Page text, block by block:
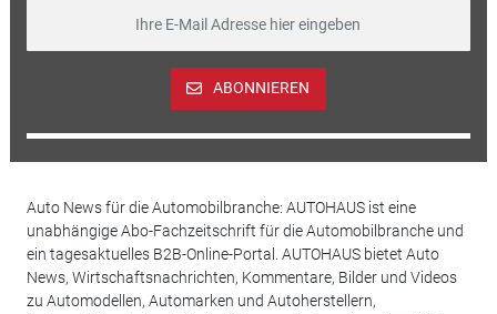
ABONNIEREN
Auto News für die Automobilbranche: AUTOHAUS ist eine
unabhängige Abo-Fachzeitschrift für die Automobilbranche und
ein tagesaktuelles B2B-Online-Portal. AUTOHAUS bietet Auto
News, Wirtschaftsnachrichten, Kommentare, Bilder und Videos
zu Automodellen, Automarken und Autoherstellern,